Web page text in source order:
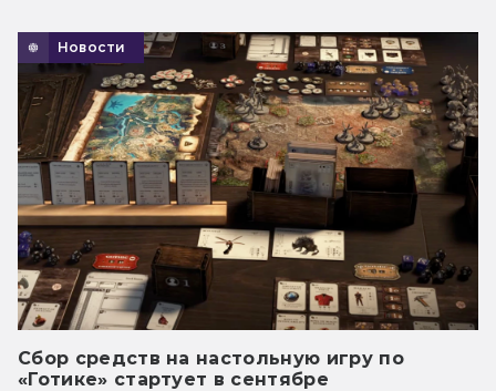
Новости
Сбор средств на настольную игру по
«Готике» стартует в сентябре